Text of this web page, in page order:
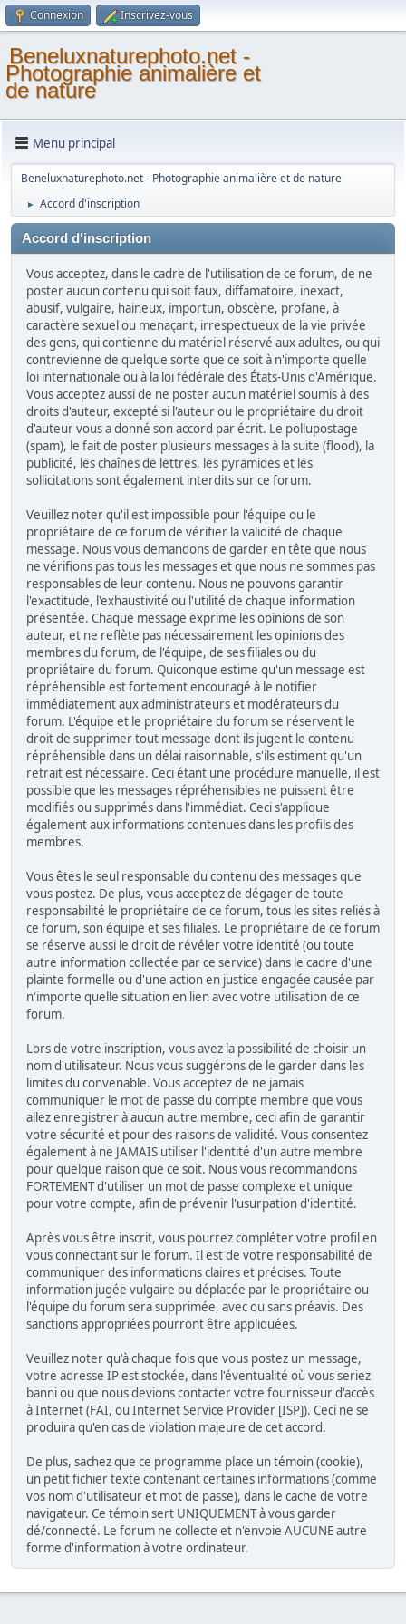
Connexion Inscrivez-vous
Beneluxnaturephoto.net -
Photographie animalière et
de nature
Menu principal
Beneluxnaturephoto.net - Photographie animalière et de nature
► Accord d'inscription
Accord d'inscription
Vous acceptez, dans le cadre de l'utilisation de ce forum, de ne
poster aucun contenu qui soit faux, diffamatoire, inexact,
abusif, vulgaire, haineux, importun, obscène, profane, à
caractère sexuel ou menaçant, irrespectueux de la vie privée
des gens, qui contienne du matériel réservé aux adultes, ou qui
contrevienne de quelque sorte que ce soit à n'importe quelle
loi internationale ou à la loi fédérale des États-Unis d'Amérique.
Vous acceptez aussi de ne poster aucun matériel soumis à des
droits d'auteur, excepté si l'auteur ou le propriétaire du droit
d'auteur vous a donné son accord par écrit. Le pollupostage
(spam), le fait de poster plusieurs messages à la suite (flood), la
publicité, les chaînes de lettres, les pyramides et les
sollicitations sont également interdits sur ce forum.
Veuillez noter qu'il est impossible pour l'équipe ou le
propriétaire de ce forum de vérifier la validité de chaque
message. Nous vous demandons de garder en tête que nous
ne vérifions pas tous les messages et que nous ne sommes pas
responsables de leur contenu. Nous ne pouvons garantir
l'exactitude, l'exhaustivité ou l'utilité de chaque information
présentée. Chaque message exprime les opinions de son
auteur, et ne reflète pas nécessairement les opinions des
membres du forum, de l'équipe, de ses filiales ou du
propriétaire du forum. Quiconque estime qu'un message est
répréhensible est fortement encouragé à le notifier
immédiatement aux administrateurs et modérateurs du
forum. L'équipe et le propriétaire du forum se réservent le
droit de supprimer tout message dont ils jugent le contenu
répréhensible dans un délai raisonnable, s'ils estiment qu'un
retrait est nécessaire. Ceci étant une procédure manuelle, il est
possible que les messages répréhensibles ne puissent être
modifiés ou supprimés dans l'immédiat. Ceci s'applique
également aux informations contenues dans les profils des
membres.
Vous êtes le seul responsable du contenu des messages que
vous postez. De plus, vous acceptez de dégager de toute
responsabilité le propriétaire de ce forum, tous les sites reliés à
ce forum, son équipe et ses filiales. Le propriétaire de ce forum
se réserve aussi le droit de révéler votre identité (ou toute
autre information collectée par ce service) dans le cadre d'une
plainte formelle ou d'une action en justice engagée causée par
n'importe quelle situation en lien avec votre utilisation de ce
forum.
Lors de votre inscription, vous avez la possibilité de choisir un
nom d'utilisateur. Nous vous suggérons de le garder dans les
limites du convenable. Vous acceptez de ne jamais
communiquer le mot de passe du compte membre que vous
allez enregistrer à aucun autre membre, ceci afin de garantir
votre sécurité et pour des raisons de validité. Vous consentez
également à ne JAMAIS utiliser l'identité d'un autre membre
pour quelque raison que ce soit. Nous vous recommandons
FORTEMENT d'utiliser un mot de passe complexe et unique
pour votre compte, afin de prévenir l'usurpation d'identité.
Après vous être inscrit, vous pourrez compléter votre profil en
vous connectant sur le forum. Il est de votre responsabilité de
communiquer des informations claires et précises. Toute
information jugée vulgaire ou déplacée par le propriétaire ou
l'équipe du forum sera supprimée, avec ou sans préavis. Des
sanctions appropriées pourront être appliquées.
Veuillez noter qu'à chaque fois que vous postez un message,
votre adresse IP est stockée, dans l'éventualité où vous seriez
banni ou que nous devions contacter votre fournisseur d'accès
à Internet (FAI, ou Internet Service Provider [ISP]). Ceci ne se
produira qu'en cas de violation majeure de cet accord.
De plus, sachez que ce programme place un témoin (cookie),
un petit fichier texte contenant certaines informations (comme
vos nom d'utilisateur et mot de passe), dans le cache de votre
navigateur. Ce témoin sert UNIQUEMENT à vous garder
dé/connecté. Le forum ne collecte et n'envoie AUCUNE autre
forme d'information à votre ordinateur.